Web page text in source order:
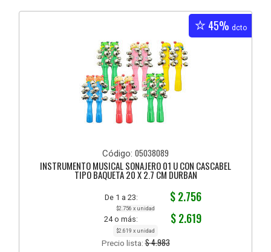
45% dcto
Código: 05038089
INSTRUMENTO MUSICAL SONAJERO 01 U CON CASCABEL
TIPO BAQUETA 20 X 2.7 CM DURBAN
De 1 a 23: $ 2.756
$2.756 x unidad
24 o más: $ 2.619
$2.619 x unidad
Precio lista:$ 4.983